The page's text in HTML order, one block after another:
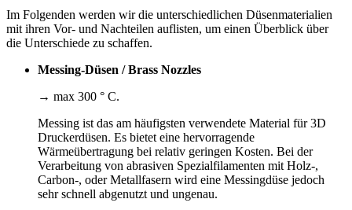
Im Folgenden werden wir die unterschiedlichen Düsenmaterialien
mit ihren Vor- und Nachteilen auflisten, um einen Überblick über
die Unterschiede zu schaffen.
Messing-Düsen / Brass Nozzles
→ max 300 ° C.
Messing ist das am häufigsten verwendete Material für 3D
Druckerdüsen. Es bietet eine hervorragende
Wärmeübertragung bei relativ geringen Kosten. Bei der
Verarbeitung von abrasiven Spezialfilamenten mit Holz-,
Carbon-, oder Metallfasern wird eine Messingdüse jedoch
sehr schnell abgenutzt und ungenau.